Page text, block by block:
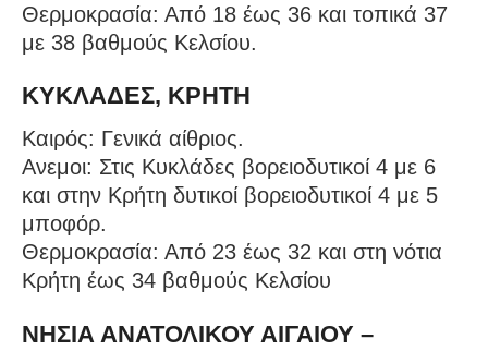
Θερμοκρασία: Από 18 έως 36 και τοπικά 37
με 38 βαθμούς Κελσίου.
ΚΥΚΛΑΔΕΣ, ΚΡΗΤΗ
Καιρός: Γενικά αίθριος.
Ανεμοι: Στις Κυκλάδες βορειοδυτικοί 4 με 6
και στην Κρήτη δυτικοί βορειοδυτικοί 4 με 5
μποφόρ.
Θερμοκρασία: Από 23 έως 32 και στη νότια
Κρήτη έως 34 βαθμούς Κελσίου
ΝΗΣΙΑ ΑΝΑΤΟΛΙΚΟΥ ΑΙΓΑΙΟΥ –